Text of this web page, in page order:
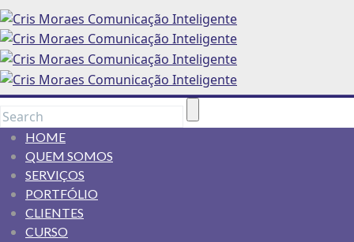
HOME
QUEM SOMOS
SERVIÇOS
PORTFÓLIO
CLIENTES
CURSO